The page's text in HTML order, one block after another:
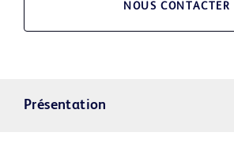
NOUS CONTACTER
Présentation